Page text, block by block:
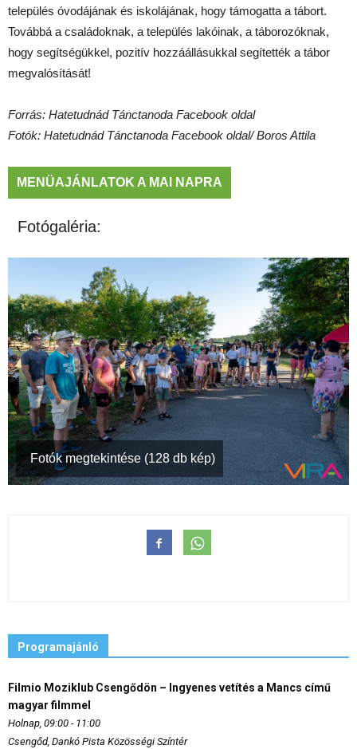
település óvodájának és iskolájának, hogy támogatta a tábort.
Továbbá a családoknak, a település lakóinak, a táborozóknak,
hogy segítségükkel, pozitív hozzáállásukkal segítették a tábor
megvalósítását!
Forrás: Hatetudnád Tánctanoda Facebook oldal
Fotók: Hatetudnád Tánctanoda Facebook oldal/Boros Attila
MENÜAJÁNLATOK A MAI NAPRA
Fotógaléria:
Fotók megtekintése (128 db kép)
Programajánló
Filmio Moziklub Csengődön – Ingyenes vetítés a Mancs című
magyar filmmel
Holnap, 09:00 - 11:00
Csengőd, Dankó Pista Közösségi Színtér